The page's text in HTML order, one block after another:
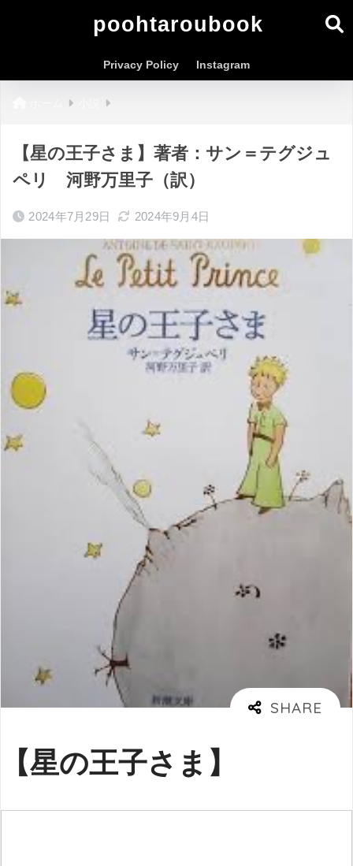
poohtaroubook
Privacy Policy Instagram
【星の王子さま】著者：サン＝テグジュ
ペリ 河野万里子（訳）
2024年7月29日 2024年9月4日
【星の王子さま】